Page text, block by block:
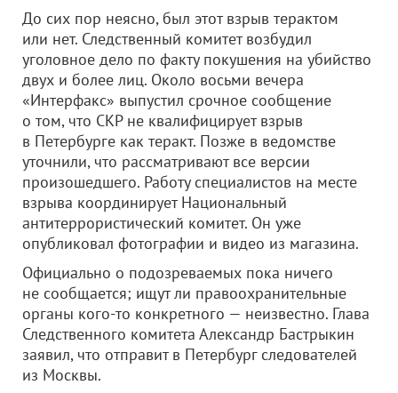
До сих пор неясно, был этот взрыв терактом
или нет. Следственный комитет возбудил
уголовное дело по факту покушения на убийство
двух и более лиц. Около восьми вечера
«Интерфакс» выпустил срочное сообщение
о том, что СКР не квалифицирует взрыв
в Петербурге как теракт. Позже в ведомстве
уточнили, что рассматривают все версии
произошедшего. Работу специалистов на месте
взрыва координирует Национальный
антитеррористический комитет. Он уже
опубликовал фотографии и видео из магазина.
Официально о подозреваемых пока ничего
не сообщается; ищут ли правоохранительные
органы кого-то конкретного — неизвестно. Глава
Следственного комитета Александр Бастрыкин
заявил, что отправит в Петербург следователей
из Москвы.